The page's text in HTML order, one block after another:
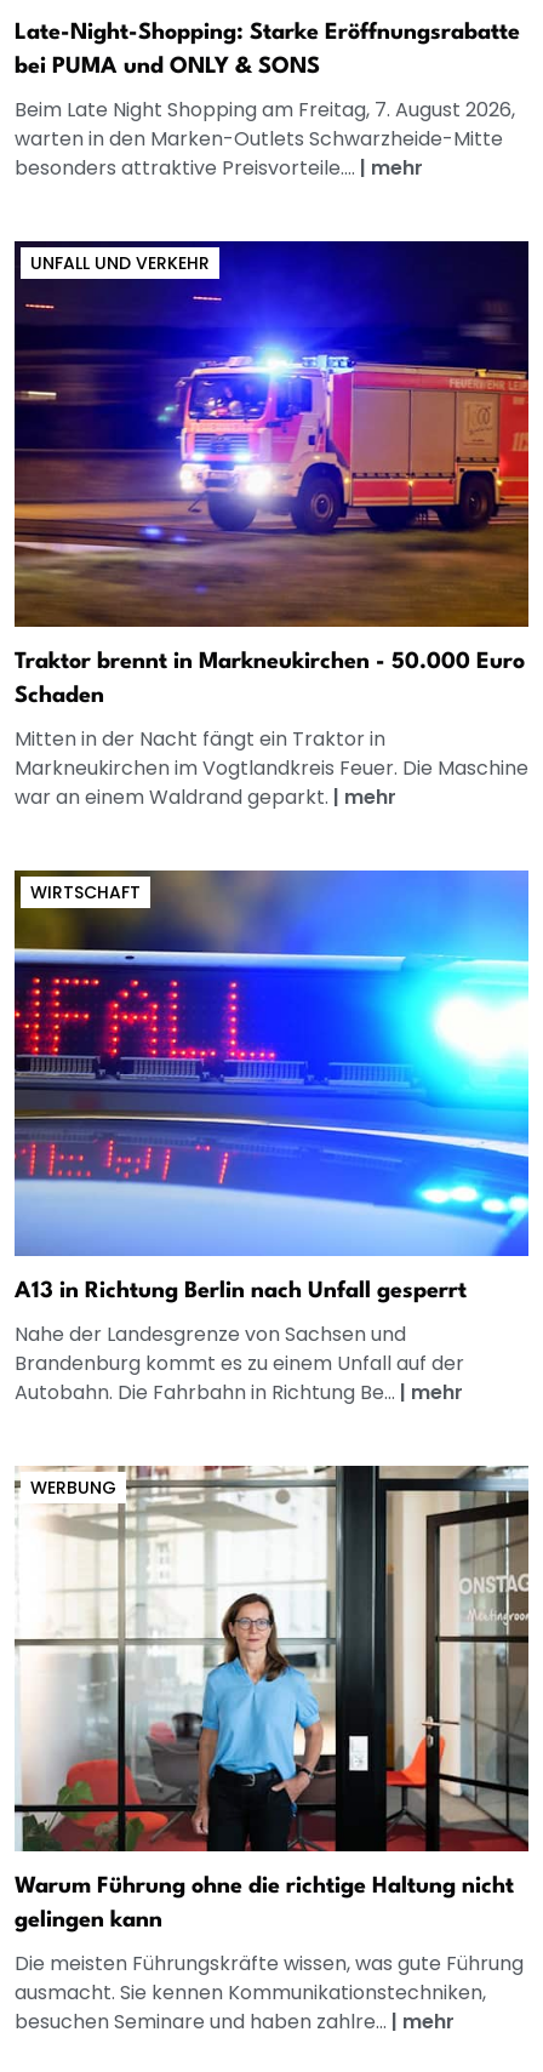
Late-Night-Shopping: Starke Eröffnungsrabatte
bei PUMA und ONLY & SONS
Beim Late Night Shopping am Freitag, 7. August 2026,
warten in den Marken-Outlets Schwarzheide-Mitte
besonders attraktive Preisvorteile.... | mehr
UNFALL UND VERKEHR
Traktor brennt in Markneukirchen - 50.000 Euro
Schaden
Mitten in der Nacht fängt ein Traktor in
Markneukirchen im Vogtlandkreis Feuer. Die Maschine
war an einem Waldrand geparkt. | mehr
WIRTSCHAFT
A13 in Richtung Berlin nach Unfall gesperrt
Nahe der Landesgrenze von Sachsen und
Brandenburg kommt es zu einem Unfall auf der
Autobahn. Die Fahrbahn in Richtung Be... | mehr
WERBUNG
Warum Führung ohne die richtige Haltung nicht
gelingen kann
Die meisten Führungskräfte wissen, was gute Führung
ausmacht. Sie kennen Kommunikationstechniken,
besuchen Seminare und haben zahlre... | mehr